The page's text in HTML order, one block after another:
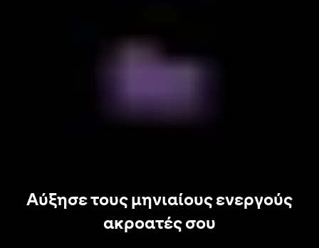
Αύξησε τους μηνιαίους ενεργούς
ακροατές σου